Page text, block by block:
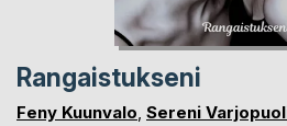
Rangaistukseni
Feny Kuunvalo, Sereni